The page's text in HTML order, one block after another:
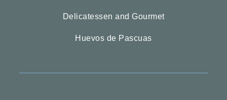
Delicatessen and Gourmet
Huevos de Pascuas